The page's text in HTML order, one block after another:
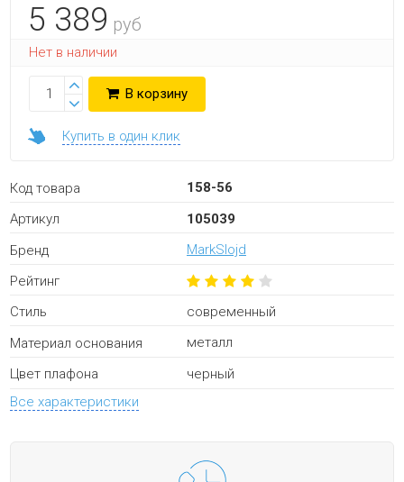
5 389 руб
Нет в наличии
В корзину
Купить в один клик
Код товара
158-56
Артикул
105039
Бренд
MarkSlojd
Рейтинг
Стиль
современный
Материал основания
металл
Цвет плафона
черный
Все характеристики